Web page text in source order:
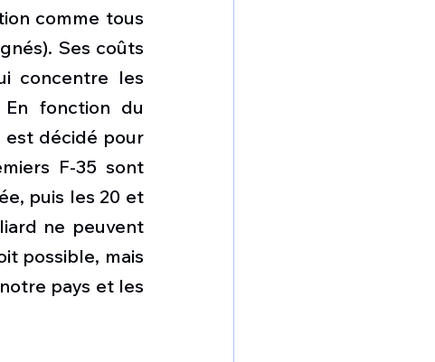
comme tous
Ses coûts
concentre les
fonction du
est décidé pour
F-35 sont
puis les 20 et
ne peuvent
possible, mais
pays et les